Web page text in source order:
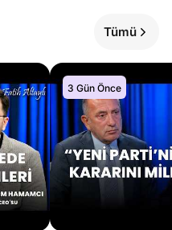
Tümü
3 Gün Önce